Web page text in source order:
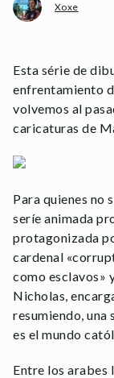
Xoxe
Esta série de
enfrentamiento
volvemos al
caricaturas de
Para quienes no
seríe animada
protagonizada
cardenal
como esclavos»
Nicholas,
resumiendo, una
es el mundo
Entre los arabes